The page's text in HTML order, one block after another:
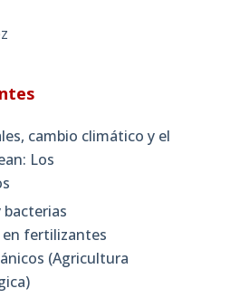
cambio climático y el
Los
fertilizantes
(Agricultura